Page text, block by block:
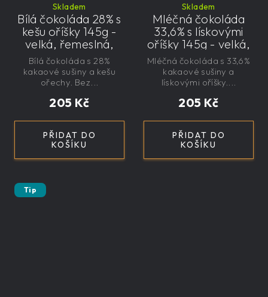
Skladem
Bílá čokoláda 28% s
kešu oříšky 145g -
velká, řemeslná,
exkluzivní, dárková
205 Kč
PŘIDAT DO
KOŠÍKU
Bílá čokoláda s 28%
kakaové sušiny a kešu
ořechy. Bez...
Skladem
Mléčná čokoláda
33,6% s lískovými
oříšky 145g - velká,
řemeslná,
exkluzivní, dárková
205 Kč
PŘIDAT DO
KOŠÍKU
Mléčná čokoláda s 33,6%
kakaové sušiny a
lískovými oříšky....
Tip